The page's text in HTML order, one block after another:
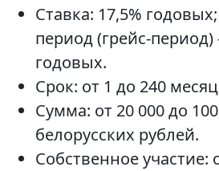
Ставка: 17,5%
период (грейс-
годовых.
Срок: от 1 до 240
Сумма: от 20 000 до
белорусских рублей.
Собственное участие: